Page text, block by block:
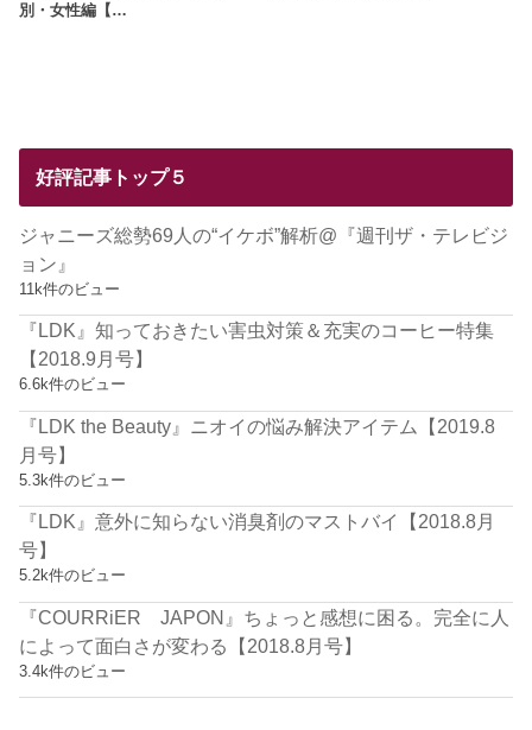
別・女性編【…
好評記事トップ５
ジャニーズ総勢69人の“イケボ”解析@『週刊ザ・テレビジ
ョン』
11k件のビュー
『LDK』知っておきたい害虫対策＆充実のコーヒー特集
【2018.9月号】
6.6k件のビュー
『LDK the Beauty』ニオイの悩み解決アイテム【2019.8
月号】
5.3k件のビュー
『LDK』意外に知らない消臭剤のマストバイ【2018.8月
号】
5.2k件のビュー
『COURRiER JAPON』ちょっと感想に困る。完全に人
によって面白さが変わる【2018.8月号】
3.4k件のビュー